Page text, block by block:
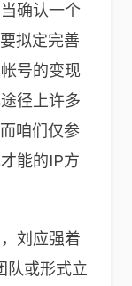
确认一个
拟定完善
号的变现
径上许多
咱们仅参
能的IP方
刘应强着
队或形式立